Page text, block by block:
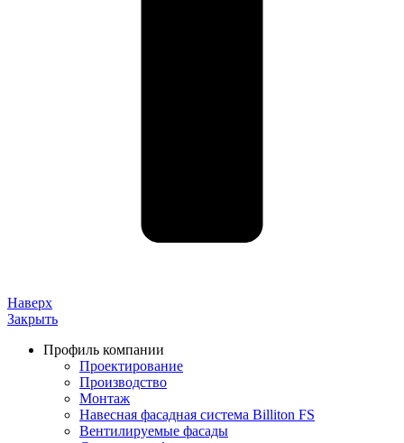
Наверх
Закрыть
Профиль компании
Проектирование
Производство
Монтаж
Навесная фасадная система Billiton FS
Вентилируемые фасады